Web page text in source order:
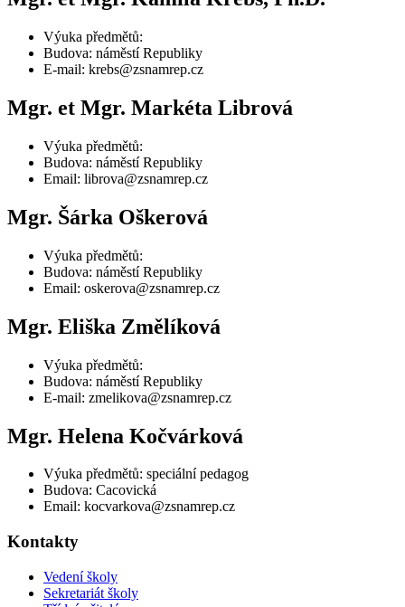
Výuka předmětů:
Budova: náměstí Republiky
E-mail: krebs@zsnamrep.cz
Mgr. et Mgr. Markéta Librová
Výuka předmětů:
Budova: náměstí Republiky
Email: librova@zsnamrep.cz
Mgr. Šárka Oškerová
Výuka předmětů:
Budova: náměstí Republiky
Email: oskerova@zsnamrep.cz
Mgr. Eliška Změlíková
Výuka předmětů:
Budova: náměstí Republiky
E-mail: zmelikova@zsnamrep.cz
Mgr. Helena Kočvárková
Výuka předmětů: speciální pedagog
Budova: Cacovická
Email: kocvarkova@zsnamrep.cz
Kontakty
Vedení školy
Sekretariát školy